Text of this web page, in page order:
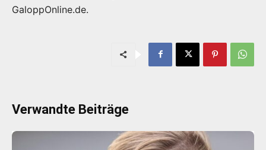
GaloppOnline.de.
Verwandte Beiträge